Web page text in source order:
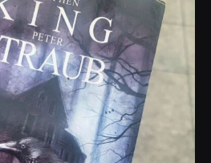
Wrz 23